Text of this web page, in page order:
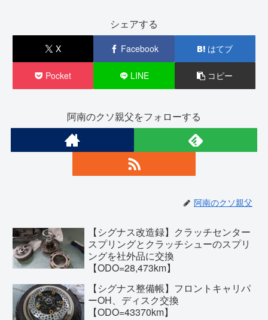
シェアする
X Facebook はてブ
Pocket LINE コピー
阿南のクソ親父をフォローする
阿南のクソ親父
【シグナス改造録】クラッチセンター
スプリングとクラッチシューのスプリ
ングを社外品に交換
【ODO=28,473km】
【シグナス整備帳】フロントキャリパ
ーOH、ディスク交換
【ODO=43370km】